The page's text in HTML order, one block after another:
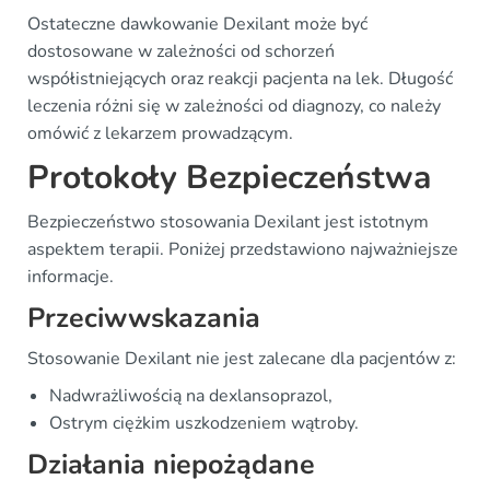
Ostateczne dawkowanie Dexilant może być
dostosowane w zależności od schorzeń
współistniejących oraz reakcji pacjenta na lek. Długość
leczenia różni się w zależności od diagnozy, co należy
omówić z lekarzem prowadzącym.
Protokoły Bezpieczeństwa
Bezpieczeństwo stosowania Dexilant jest istotnym
aspektem terapii. Poniżej przedstawiono najważniejsze
informacje.
Przeciwwskazania
Stosowanie Dexilant nie jest zalecane dla pacjentów z:
Nadwrażliwością na dexlansoprazol,
Ostrym ciężkim uszkodzeniem wątroby.
Działania niepożądane